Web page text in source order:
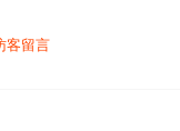
客留言